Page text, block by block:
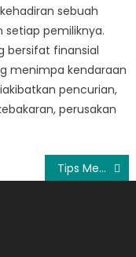
sebuah
pemiliknya.
bersifat finansial
menimpa kendaraan
pencurian,
perusakan
Tips Membeli Perhiasan di Toko Berlian Untuk Pertama Kalinya